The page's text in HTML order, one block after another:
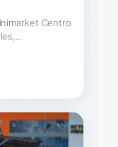
Centro